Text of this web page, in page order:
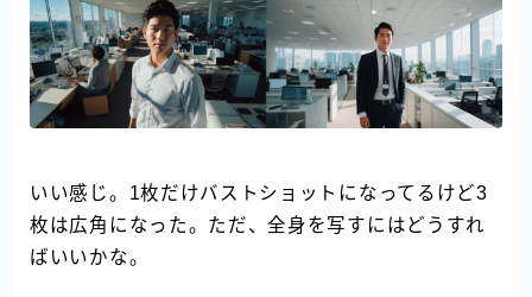
いい感じ。1枚だけバストショットになってるけど3
枚は広角になった。ただ、全身を写すにはどうすれ
ばいいかな。